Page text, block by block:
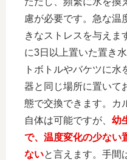
慮が必要です。急な温
きなストレスを与えま
に3日以上置いた置き
トボトルやバケツに
器と同じ場所に置いて
態で交換できます。カ
自体は可能ですが、 幼
で、温度変化の少ない
ないと言えます。手間